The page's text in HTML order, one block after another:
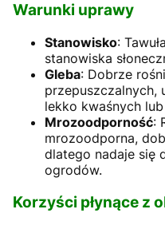
Warunki uprawy
Stanowisko:
stanowiska
Gleba: Dobrze
przepuszczalnych,
lekko kwaśnych
Mrozoodporność:
mrozoodporna,
dlatego nadaje się
ogrodów.
Korzyści płynące z